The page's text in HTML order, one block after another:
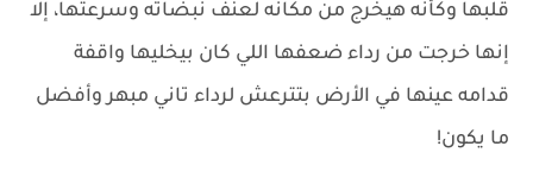
قلبها وكأنه هيخرج من مكانه لعنف نبضاته وسرعتها، إلا
إنها خرجت من رداء ضعفها اللي كان بيخليها واقفة
قدامه عينها في الأرض بتترعش لرداء تاني مبهر وأفضل
ما يكون!